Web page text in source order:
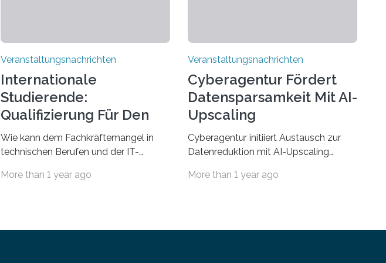
Veranstaltungsnachrichten
Internationale
Studierende:
Qualifizierung Für Den
Arbeitsmarkt
Wie kann dem Fachkräftemangel in
technischen Berufen und der IT-
Beispiel durch internationale
More than 1 year ago
Veranstaltungsnachrichten
Cyberagentur Fördert
Datensparsamkeit Mit AI-
Upscaling
Cyberagentur initiiert Austausch zur
Datenreduktion mit AI-Upscaling
Forschungsprogramm DDK –
More than 1 year ago